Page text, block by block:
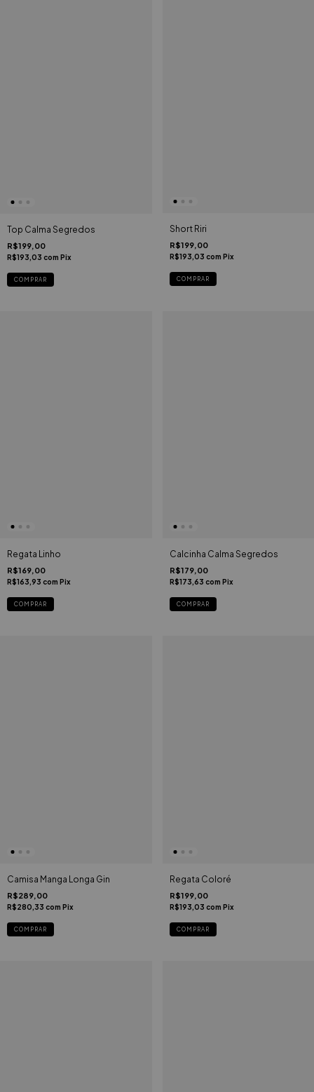
Top Calma Segredos
R$199,00
R$193,03 com Pix
COMPRAR
Short Riri
R$199,00
R$193,03 com Pix
COMPRAR
Regata Linho
R$169,00
R$163,93 com Pix
COMPRAR
Calcinha Calma Segredos
R$179,00
R$173,63 com Pix
COMPRAR
Camisa Manga Longa Gin
R$289,00
R$280,33 com Pix
COMPRAR
Regata Coloré
R$199,00
R$193,03 com Pix
COMPRAR